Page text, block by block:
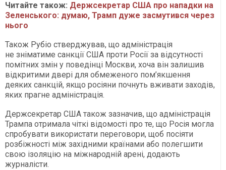
Читайте також: Держсекретар США про нападки на
Зеленського: думаю, Трамп дуже засмутився через
нього
Також Рубіо стверджував, що адміністрація
не зніматиме санкції США проти Росії за відсутності
помітних змін у поведінці Москви, хоча він залишив
відкритими двері для обмеженого пом’якшення
деяких санкцій, якщо росіяни почнуть вживати заходів,
яких прагне адміністрація.
Держсекретар США також зазначив, що адміністрація
Трампа отримала чіткі відомості про те, що Росія могла
спробувати використати переговори, щоб посіяти
розбіжності між західними країнами або полегшити
свою ізоляцію на міжнародній арені, додають
журналісти.